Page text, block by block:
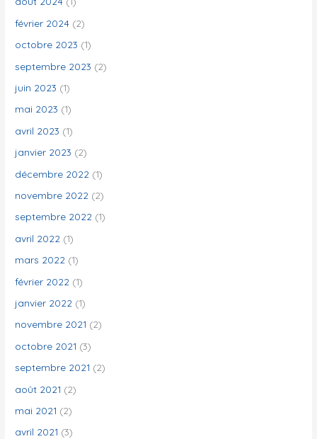
février 2024 (2)
octobre 2023 (1)
septembre 2023 (2)
juin 2023 (1)
mai 2023 (1)
avril 2023 (1)
janvier 2023 (2)
décembre 2022 (1)
novembre 2022 (2)
septembre 2022 (1)
avril 2022 (1)
mars 2022 (1)
février 2022 (1)
janvier 2022 (1)
novembre 2021 (2)
octobre 2021 (3)
septembre 2021 (2)
août 2021 (2)
mai 2021 (2)
avril 2021 (3)